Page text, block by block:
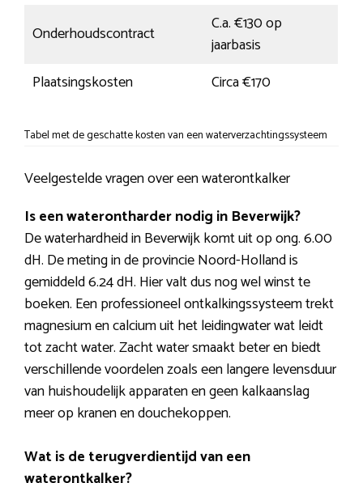
Onderhoudscontract
C.a. €130 op
jaarbasis
Plaatsingskosten
Circa €170
Tabel met de geschatte kosten van een waterverzachtingssysteem
Veelgestelde vragen over een waterontkalker
Is een waterontharder nodig in Beverwijk?
De waterhardheid in Beverwijk komt uit op ong. 6.00
dH. De meting in de provincie Noord-Holland is
gemiddeld 6.24 dH. Hier valt dus nog wel winst te
boeken. Een professioneel ontkalkingssysteem trekt
magnesium en calcium uit het leidingwater wat leidt
tot zacht water. Zacht water smaakt beter en biedt
verschillende voordelen zoals een langere levensduur
van huishoudelijk apparaten en geen kalkaanslag
meer op kranen en douchekoppen.
Wat is de terugverdientijd van een